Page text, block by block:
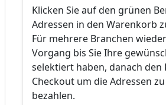
Klicken Sie auf den grünen
Adressen in den Warenkorb
Für mehrere Branchen
Vorgang bis Sie Ihre
selektiert haben, danach den
Checkout um die Adressen
bezahlen.